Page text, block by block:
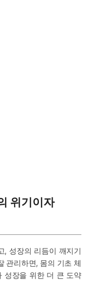
위기이자
, 성장의 리듬이 깨지기
관리하면, 몸의 기초 체
성장을 위한 더 큰 도약